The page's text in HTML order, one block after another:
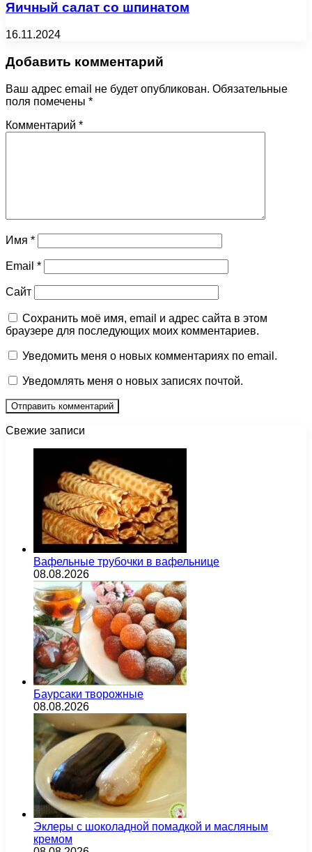
Яичный салат со шпинатом
16.11.2024
Добавить комментарий
Ваш адрес email не будет опубликован. Обязательные
поля помечены *
Комментарий *
Имя *
Email *
Сайт
Сохранить моё имя, email и адрес сайта в этом
браузере для последующих моих комментариев.
Уведомить меня о новых комментариях по email.
Уведомлять меня о новых записях почтой.
Свежие записи
Вафельные трубочки в вафельнице
08.08.2026
Баурсаки творожные
08.08.2026
Эклеры с шоколадной помадкой и масляным
кремом